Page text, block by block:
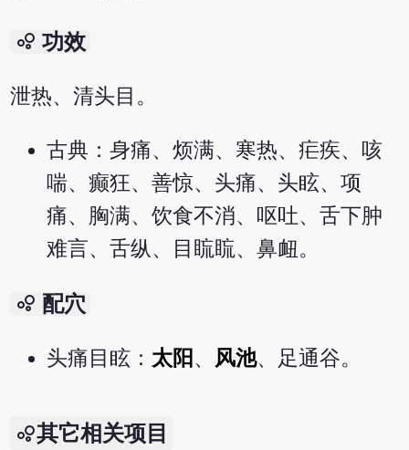
bubble_chart 功效
泄热、清头目。
古典：身痛、烦满、寒热、疟疾、咳
喘、癫狂、善惊、头痛、头眩、项
痛、胸满、饮食不消、呕吐、舌下肿
难言、舌纵、目䀮䀮、鼻衄。
bubble_chart 配穴
头痛目眩： 太阳 、 风池、足通谷。
其它相关项目